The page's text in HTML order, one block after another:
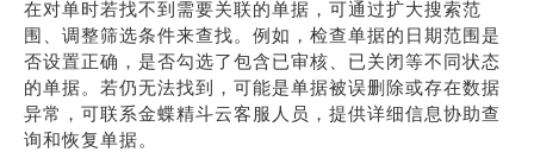
在对单时若找不到需要关联的单据，可通过扩大搜索范
围、调整筛选条件来查找。例如，检查单据的日期范围是
否设置正确，是否勾选了包含已审核、已关闭等不同状态
的单据。若仍无法找到，可能是单据被误删除或存在数据
异常，可联系金蝶精斗云客服人员，提供详细信息协助查
询和恢复单据。